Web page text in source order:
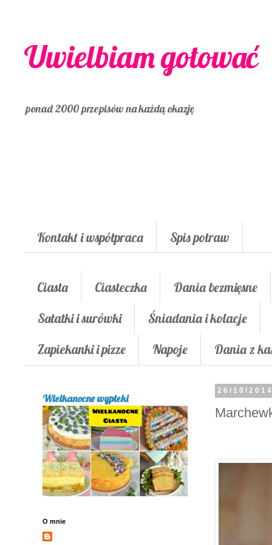
Uwielbiam gotować
ponad 2000 przepisów na każdą okazję
Kontakt i współpraca Spis potraw
Ciasta Ciasteczka
Dania bezmięsne
Sałatki i surówki
Śniadania i kolacje
Zapiekanki i pizze
Napoje Dania z
26/10/
Wielkanocne wypieki
O mnie